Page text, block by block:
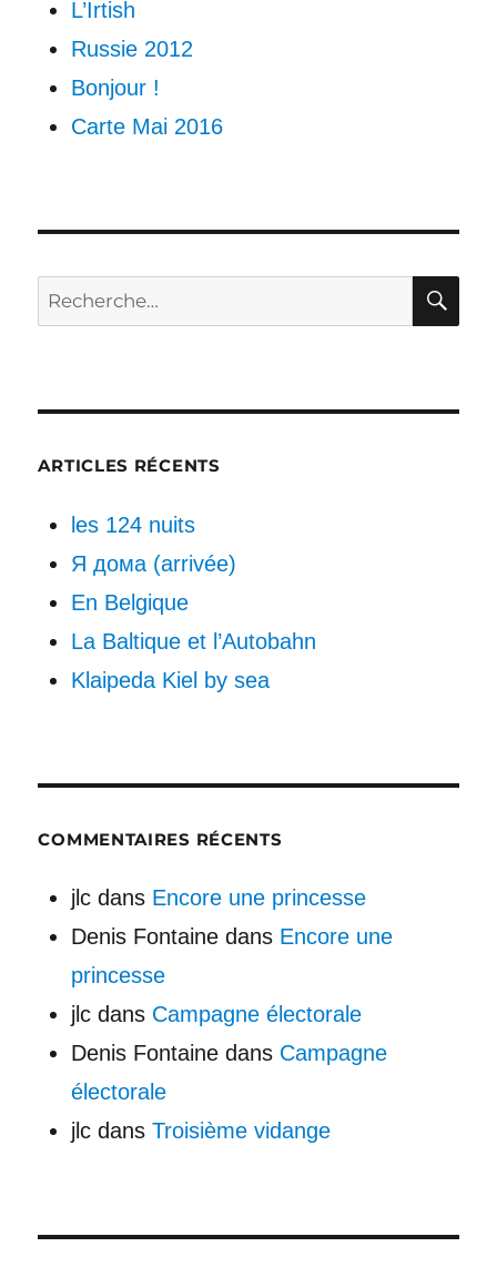
L’Irtish
Russie 2012
Bonjour !
Carte Mai 2016
Recherche
pour :
ARTICLES RÉCENTS
les 124 nuits
Я дома (arrivée)
En Belgique
La Baltique et l’Autobahn
Klaipeda Kiel by sea
COMMENTAIRES RÉCENTS
jlc dans Encore une princesse
Denis Fontaine dans Encore une
princesse
jlc dans Campagne électorale
Denis Fontaine dans Campagne
électorale
jlc dans Troisième vidange